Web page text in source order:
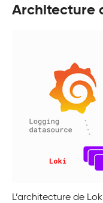
Architecture
L’architecture de